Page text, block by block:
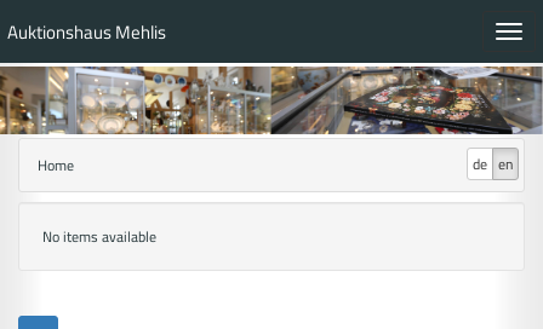
Auktionshaus Mehlis
de en
Home
No items available